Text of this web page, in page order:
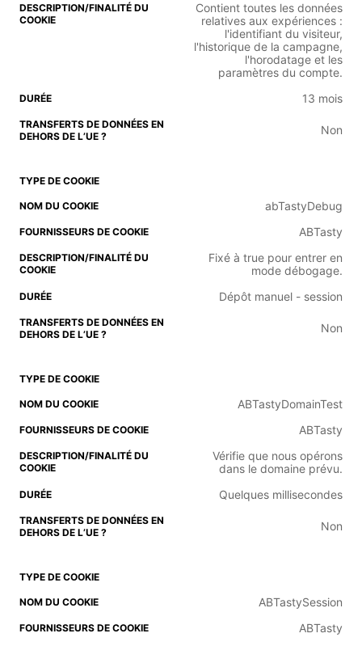
Contient toutes les données
relatives aux expériences :
l'identifiant du visiteur,
l'historique de la campagne,
l'horodatage et les
paramètres du compte.
13 mois
Non
abTastyDebug
ABTasty
Fixé à true pour entrer en
mode débogage.
Dépôt manuel - session
Non
ABTastyDomainTest
ABTasty
Vérifie que nous opérons
dans le domaine prévu.
Quelques millisecondes
Non
ABTastySession
ABTasty